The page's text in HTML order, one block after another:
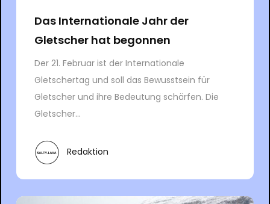
Das Internationale Jahr der
Gletscher hat begonnen
Der 21. Februar ist der Internationale
Gletschertag und soll das Bewusstsein für
Gletscher und ihre Bedeutung schärfen. Die
Gletscher...
Redaktion